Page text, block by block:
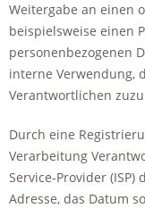
Weitergabe an einen
beispielsweise einen
personenbezogenen
interne Verwendung,
Verantwortlichen
Durch eine
Verarbeitung
Service-Provider
Adresse, das Datum